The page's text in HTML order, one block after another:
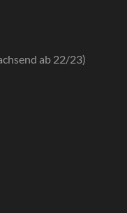
ab 22/23)